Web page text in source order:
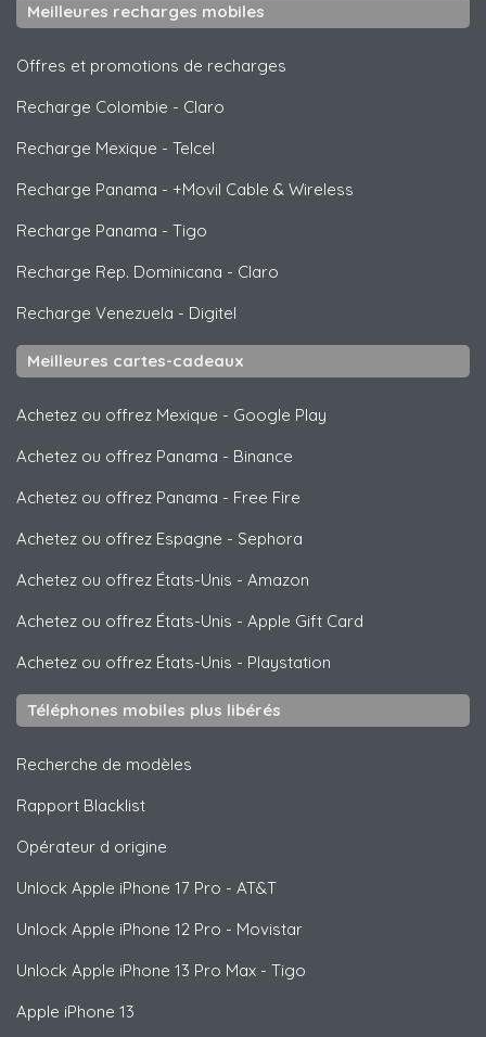
Meilleures recharges mobiles
Offres et promotions de recharges
Recharge Colombie - Claro
Recharge Mexique - Telcel
Recharge Panama - +Movil Cable & Wireless
Recharge Panama - Tigo
Recharge Rep. Dominicana - Claro
Recharge Venezuela - Digitel
Meilleures cartes-cadeaux
Achetez ou offrez Mexique - Google Play
Achetez ou offrez Panama - Binance
Achetez ou offrez Panama - Free Fire
Achetez ou offrez Espagne - Sephora
Achetez ou offrez États-Unis - Amazon
Achetez ou offrez États-Unis - Apple Gift Card
Achetez ou offrez États-Unis - Playstation
Téléphones mobiles plus libérés
Recherche de modèles
Rapport Blacklist
Opérateur d origine
Unlock Apple iPhone 17 Pro - AT&T
Unlock Apple iPhone 12 Pro - Movistar
Unlock Apple iPhone 13 Pro Max - Tigo
Apple iPhone 13